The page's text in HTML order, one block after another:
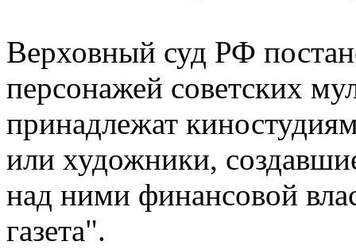
Верховный суд РФ
персонажей советских
принадлежат
или художники,
над ними финансовой
газета".